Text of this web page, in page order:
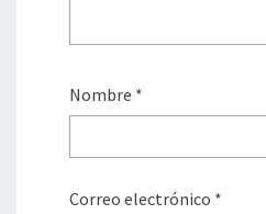
Nombre *
Correo electrónico *